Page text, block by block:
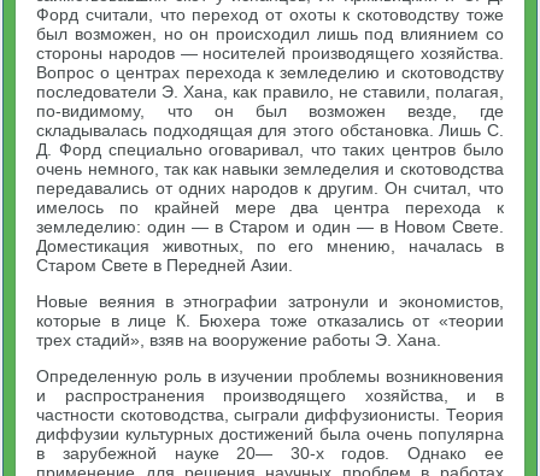
Форд считали, что переход от охоты к скотоводству тоже
был возможен, но он происходил лишь под влиянием со
стороны народов — носителей производящего хозяйства.
Вопрос о центрах перехода к земледелию и скотоводству
последователи Э. Хана, как правило, не ставили, полагая,
по-видимому, что он был возможен везде, где
складывалась подходящая для этого обстановка. Лишь С.
Д. Форд специально оговаривал, что таких центров было
очень немного, так как навыки земледелия и скотоводства
передавались от одних народов к другим. Он считал, что
имелось по крайней мере два центра перехода к
земледелию: один — в Старом и один — в Новом Свете.
Доместикация животных, по его мнению, началась в
Старом Свете в Передней Азии.
Новые веяния в этнографии затронули и экономистов,
которые в лице К. Бюхера тоже отказались от «теории
трех стадий», взяв на вооружение работы Э. Хана.
Определенную роль в изучении проблемы возникновения
и распространения производящего хозяйства, и в
частности скотоводства, сыграли диффузионисты. Теория
диффузии культурных достижений была очень популярна
в зарубежной науке 20— 30-х годов. Однако ее